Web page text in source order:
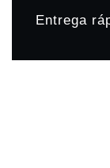
Entrega